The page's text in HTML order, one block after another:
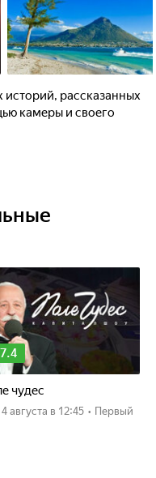
рассказанных
камеры и своего
7.4
чудес
августа в 12:45 • Первый